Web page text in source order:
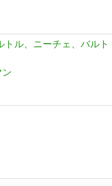
トル、ニーチェ、バルト
ン